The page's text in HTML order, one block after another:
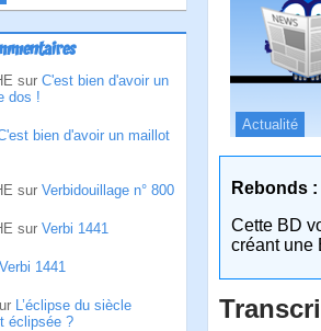
sur C'est bien d'avoir un
dos !
bien d'avoir un maillot
sur Verbidouillage n° 800
sur Verbi 1441
Verbi 1441
L’éclipse du siècle
éclipsée ?
Actualité
Rebonds :
Cette BD
créant une